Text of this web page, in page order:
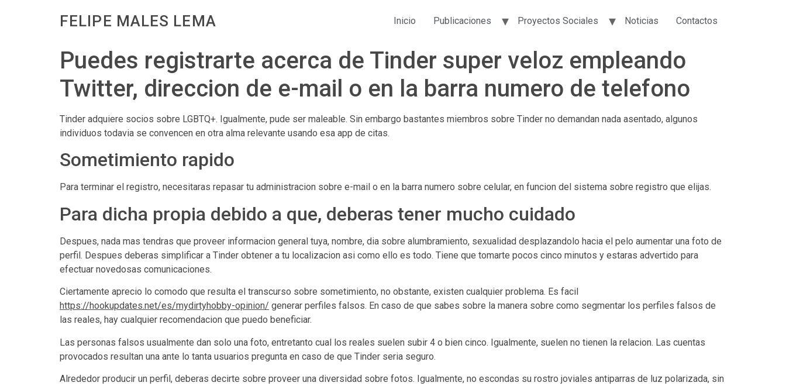
FELIPE MALES LEMA Inicio Publicaciones Proyectos Sociales Noticias Contactos
Puedes registrarte acerca de Tinder super veloz empleando
Twitter, direccion de e-mail o en la barra numero de telefono
Tinder adquiere socios sobre LGBTQ+. Igualmente, pude ser maleable. Sin embargo bastantes miembros sobre Tinder no demandan nada asentado, algunos
individuos todavia se convencen en otra alma relevante usando esa app de citas.
Sometimiento rapido
Para terminar el registro, necesitaras repasar tu administracion sobre e-mail o en la barra numero sobre celular, en funcion del sistema sobre registro que elijas.
Para dicha propia debido a que, deberas tener mucho cuidado
Despues, nada mas tendras que proveer informacion general tuya, nombre, dia sobre alumbramiento, sexualidad desplazandolo hacia el pelo aumentar una foto de
perfil. Despues deberas simplificar a Tinder obtener a tu localizacion asi­ como ello es todo. Tiene que tomarte pocos cinco minutos y estaras advertido para
efectuar novedosas comunicaciones.
Ciertamente aprecio lo comodo que resulta el transcurso sobre sometimiento, no obstante, existen cualquier problema. Es facil
https://hookupdates.net/es/mydirtyhobby-opinion/ generar perfiles falsos. En caso de que sabes sobre la manera sobre como segmentar los perfiles falsos de
las reales, hay cualquier recomendacion que puedo beneficiar.
Las personas falsos usualmente dan solo una foto, entretanto cual los reales suelen subir 4 o bien cinco. Igualmente, suelen no tienen la relacion. Las cuentas
provocados resultan una ante lo tanta usuarios pregunta en caso de que Tinder seri­a seguro.
Alrededor producir un perfil, deberas decirte sobre proveer una diversidad sobre fotos. Igualmente, no escondas su rostro joviales antiparras de luz polarizada, sin